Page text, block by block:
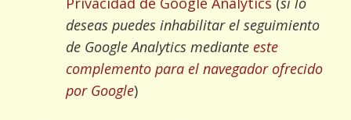
deseas puedes inhabilitar el seguimiento
de Google Analytics mediante este
complemento para el navegador ofrecido
por Google)